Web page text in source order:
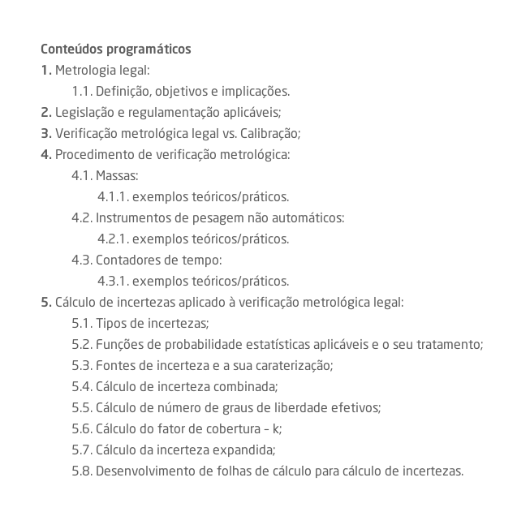
Conteúdos programáticos
1. Metrologia legal:
1.1. Definição, objetivos e implicações.
2. Legislação e regulamentação aplicáveis;
3. Verificação metrológica legal vs. Calibração;
4. Procedimento de verificação metrológica:
4.1. Massas:
4.1.1. exemplos teóricos/práticos.
4.2. Instrumentos de pesagem não automáticos:
4.2.1. exemplos teóricos/práticos.
4.3. Contadores de tempo:
4.3.1. exemplos teóricos/práticos.
5. Cálculo de incertezas aplicado à verificação metrológica legal:
5.1. Tipos de incertezas;
5.2. Funções de probabilidade estatísticas aplicáveis e o seu tratamento;
5.3. Fontes de incerteza e a sua caraterização;
5.4. Cálculo de incerteza combinada;
5.5. Cálculo de número de graus de liberdade efetivos;
5.6. Cálculo do fator de cobertura – k;
5.7. Cálculo da incerteza expandida;
5.8. Desenvolvimento de folhas de cálculo para cálculo de incertezas.